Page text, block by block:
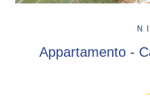
Appartamento -